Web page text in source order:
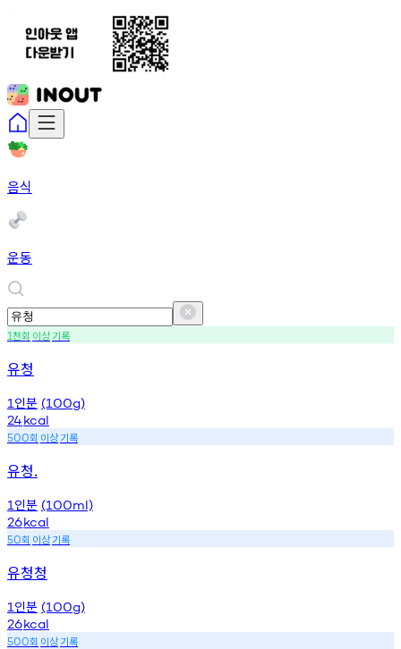
음식
운동
1천회 이상기록
유청
1 인분 (100g)
24kcal
500회 이상기록
유청.
1 인분 (100ml)
26kcal
50회 이상기록
유청청
1 인분 (100g)
26kcal
500회 이상기록